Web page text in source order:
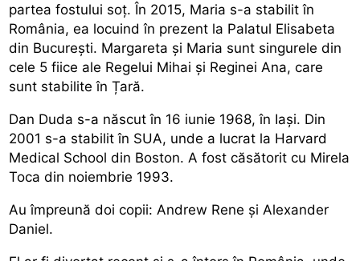
partea fostului soț. În 2015, Maria s-a stabilit în
România, ea locuind în prezent la Palatul Elisabeta
din București. Margareta și Maria sunt singurele din
cele 5 fiice ale Regelui Mihai și Reginei Ana, care
sunt stabilite în Țară.
Dan Duda s-a născut în 16 iunie 1968, în Iași. Din
2001 s-a stabilit în SUA, unde a lucrat la Harvard
Medical School din Boston. A fost căsătorit cu Mirela
Toca din noiembrie 1993.
Au împreună doi copii: Andrew Rene și Alexander
Daniel.